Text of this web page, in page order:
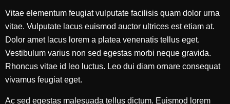
Vitae elementum feugiat vulputate facilisis quam dolor urna
vitae. Vulputate lacus euismod auctor ultrices est etiam at.
Dolor amet lacus lorem a platea venenatis tellus eget.
Vestibulum varius non sed egestas morbi neque gravida.
Rhoncus vitae id leo luctus. Leo dui diam ornare consequat
vivamus feugiat eget.
Ac sed egestas malesuada tellus dictum. Euismod lorem